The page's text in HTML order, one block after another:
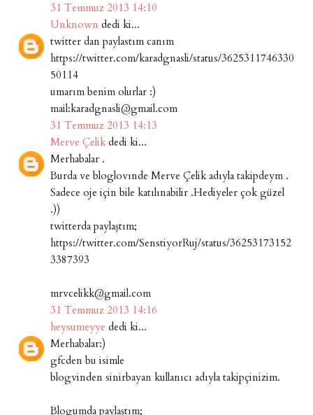
31 Temmuz 2013 14:10
Unknown dedi ki...
twitter dan paylastım canım
https://twitter.com/karadgnasli/status/3625311746330
50114
umarım benim olurlar :)
mail:karadgnasli@gmail.com
31 Temmuz 2013 14:13
Merve Çelikdedi ki...
Merhabalar .
Burda ve bloglovınde Merve Çelik adıyla takipdeym .
Sadece oje için bile katılınabilir .Hediyeler çok güzel
.))
twitterda paylaştım;
https://twitter.com/SenstiyorRuj/status/36253173152
3387393
mrvcelikk@gmail.com
31 Temmuz 2013 14:16
heysumeyye dedi ki...
Merhabalar:)
gfcden bu isimle
blogvinden sinirbayan kullanıcı adıyla takipçinizim.
Blogumda paylaştım;